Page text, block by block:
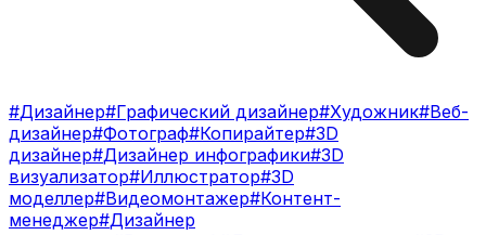
#Дизайнер#Графический дизайнер#Художник#Веб-
дизайнер#Фотограф#Копирайтер#3D
дизайнер#Дизайнер инфографики#3D
визуализатор#Иллюстратор#3D
моделлер#Видеомонтажер#Контент-
менеджер#Дизайнер